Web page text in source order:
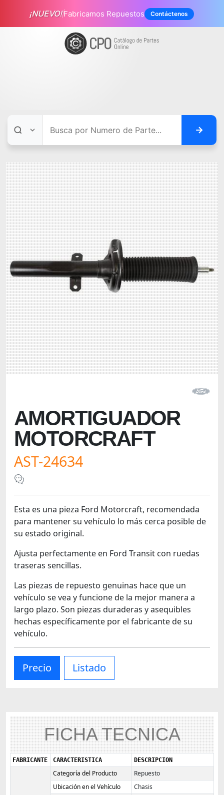
¡NUEVO!Fabricamos Repuestos Contáctenos
AMORTIGUADOR
MOTORCRAFT
AST-24634
Esta es una pieza Ford Motorcraft, recomendada
para mantener su vehículo lo más cerca posible de
su estado original.
Ajusta perfectamente en Ford Transit con ruedas
traseras sencillas.
Las piezas de repuesto genuinas hace que un
vehículo se vea y funcione de la mejor manera a
largo plazo. Son piezas duraderas y asequibles
hechas específicamente por el fabricante de su
vehículo.
Precio Listado
FICHA TECNICA
FABRICANTE CARACTERISTICA DESCRIPCION
Categoría del Producto
Repuesto
Ubicación en el Vehículo
Chasis